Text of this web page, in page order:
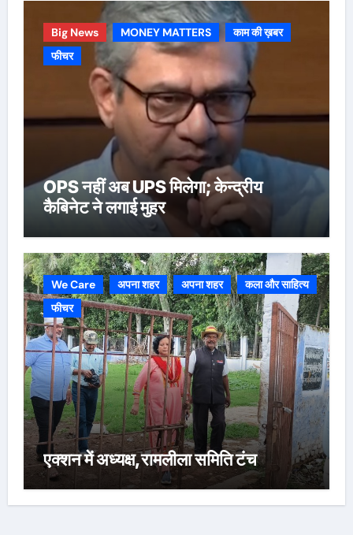
Big News MONEY MATTERS
काम की ख़बर
फीचर
OPS नहीं अब UPS मिलेगा; केन्द्रीय
कैबिनेट ने लगाई मुहर
We Care अपना शहर अपना शहर
कला और साहित्य
फीचर
एक्शन में अध्यक्ष,रामलीला समिति टंच